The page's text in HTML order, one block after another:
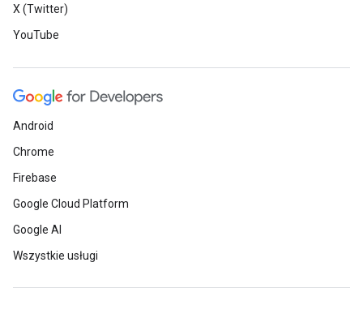
X (Twitter)
YouTube
Android
Chrome
Firebase
Google Cloud Platform
Google AI
Wszystkie usługi